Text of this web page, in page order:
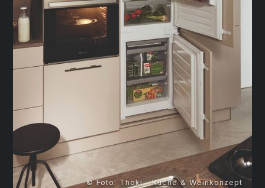
© Foto: Thoki - Küche & Weinkonzept